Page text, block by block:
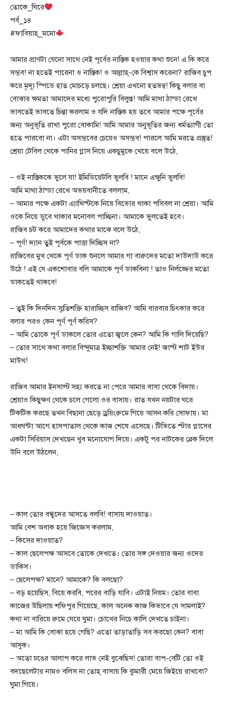
তোকে_ঘিরে
পর্ব_১৪
#ফাবিয়াহ্_মমো
আমার প্রাণটা যেনো সাথে নেই পূর্বের নাস্তিক হওয়ার কথা শুনে! এ কি করে
সম্ভব! না হতেই পারেনা ও নাস্তিক! ও আল্লাহ্-কে বিশ্বাস করেনা? রাজিব চুপ
করে মৃদ্যূ স্পিডে হাত মোচড়ে চলছে। শ্রেয়া এখনো হতভম্ব! কিছু বলার বা
বোঝার ক্ষমতা আমাদের মধ্যে পুরোপুরি বিলুপ্ত! আমি মাথা ঠান্ডা রেখে
ভাবতেই ভাবতে চিন্তা করলাম ও যদি নাস্তিক হয় তবে আমার পক্ষে পূর্বের
জন্য অনুভূতি রাখা পুরো বোকামি! আমি আমার অনুভূতির জন্য ধর্মত্যাগী তো
হতে পারবো না। এটা অসম্ভবের চেয়েও অসম্ভব! পারলে আমি মরতে প্রস্তুত!
শ্রেয়া টেবিল থেকে পানির গ্লাস নিয়ে একচুমুকে খেয়ে বলে উঠে,
– ওই নাস্তিককে ভুলে যা! ইমিডিয়েটলি ভুলবি ! মানে এক্ষুনি ভুলবি!
আমি মাথা ঠান্ডা রেখে অভয়বানীতে বললাম,
– আমার পক্ষে একটা এ্যাথিস্টকে নিয়ে বিভোর থাকা পসিবল না শ্রেয়া। আমি
ওকে নিয়ে ডুবে থাকার মনোবল পাচ্ছিনা। আমাকে ভুলতেই হবে।
রাজিব চট করে আমাদের কথার মাঝে বলে উঠে,
– পূর্ণ! দ্যান তুই পূর্বকে পাত্তা দিচ্ছিস না?
রাজিবের মুখ থেকে পূর্ণ ডাক শুনলে আমার গা বারুদের মতো দাউদাউ করে
উঠে ! এই যে একশোবার বলি আমাকে পূর্ণ ডাকবিনা ! তাও নির্লজ্জের মতো
ডাকতেই থাকবে!
– তুই কি দিনদিন স্মৃতিশক্তি হারাচ্ছিস রাজিব? আমি বারবার চিৎকার করে
বলার পরও কেন পূর্ণ পূর্ণ করিস?
– আমি তোকে পূর্ণ ডাকলে তোর এতো জ্বলে কেন? আমি কি গালি দিয়েছি?
– তোর সাথে কথা বলার বিন্দুমাত্র ইচ্ছাশক্তি আমার নেই! জাস্ট শাট ইউর
মাউথ!
রাজিব আমার ইনসাল্ট সহ্য করতে না পেরে আমার বাসা থেকে বিদায়।
শ্রেয়াও কিছুক্ষণ থেকে চলে গেলো ওর বাসায়। রাত যখন নয়টার ঘরে
টিকটিক করছে তখন বিছানা ছেড়ে ড্রয়িংরুমে গিয়ে আসন করি সোফায়। মা
আধঘন্টা আগে হাসপাতাল থেকে কাজ শেষে এসেছে। টিভিতে স্টার প্লাসের
একটা সিরিয়াস দেখছেন খুব মনোযোগ দিয়ে। একটু পর নাটকের ব্রেক দিলে
উনি বলে উঠলেন,
– কাল তোর বন্ধুদের আসতে বলবি! বাসায় দাওয়াত।
আমি বেশ অবাক হয়ে জিজ্ঞেস করলাম,
– কিসের দাওয়াত?
– কাল ছেলেপক্ষ আসবে তোকে দেখতে। তোর সঙ্গ দেওয়ার জন্য ওদের
ডাকিস।
– ছেলেপক্ষ? মানে? আমাকে? কি বলছো?
– বড় হয়েছিস, বিয়ে করবি, পরের বাড়ি যাবি। এটাই নিয়ম। তোর বাবা
কাজের উছিলায় শফিপুর গিয়েছে, কাল অনেক কাজ কিভাবে যে সামলাই?
কথা না বারিয়ে রুমে যেয়ে ঘুমা। চোখের নিচে কালি দেখতে চাইনা।
– মা আমি কি বোঝা হয়ে গেছি? এতো তাড়াতাড়ি সব করছো কেন? বাবা
আসুক।
– অতো ঢঙের আলাপ করে লাভ নেই বুঝেছিস! তোরা বাপ-বেটি তো ওই
বদছেলেটার নামও বলিস না তোহ্ বাসায় কি কুমারী মেয়ে জিইয়ে রাখবো?
ঘুমা গিয়ে।